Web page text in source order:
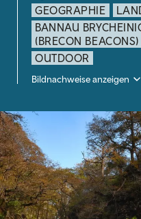
GEOGRAPHIE
BANNAU
(BRECON BEACONS)
OUTDOOR
Bildnachweise anzeigen